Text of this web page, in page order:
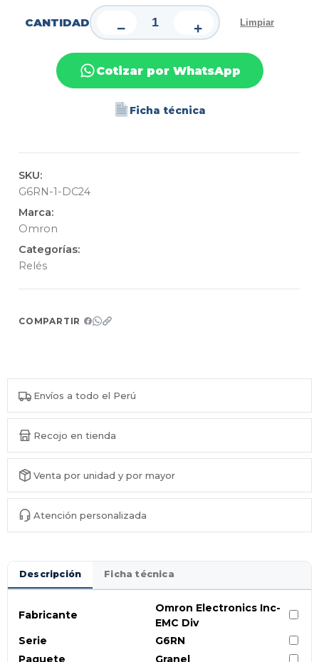
CANTIDAD − + Limpiar
Cotizar por WhatsApp
Ficha técnica
SKU:
G6RN-1-DC24
Marca:
Omron
Categorías:
Relés
COMPARTIR
Envíos a todo el Perú
Recojo en tienda
Venta por unidad y por mayor
Atención personalizada
Descripción Ficha técnica
Fabricante
Omron Electronics Inc-
EMC Div
Serie
G6RN
Paquete
Granel